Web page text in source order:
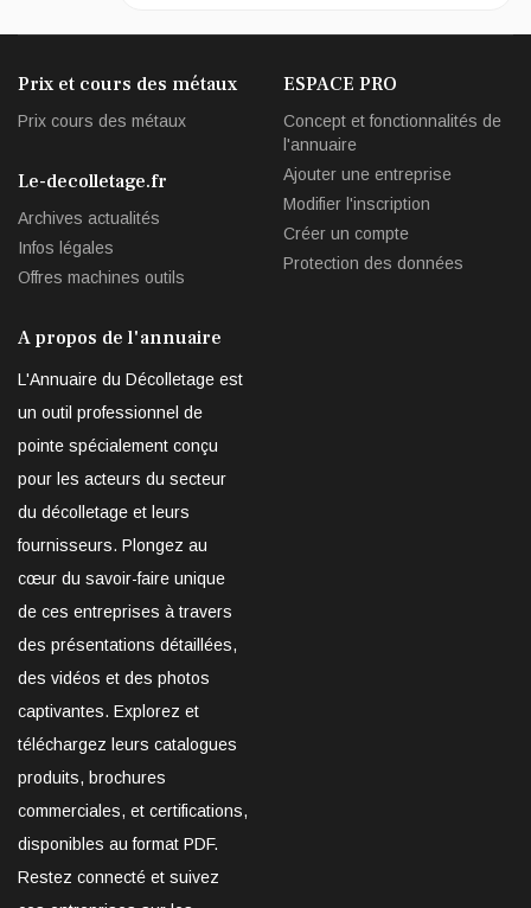
Prix et cours des métaux
Prix cours des métaux
Le-decolletage.fr
Archives actualités
Infos légales
Offres machines outils
ESPACE PRO
Concept et fonctionnalités de
l'annuaire
Ajouter une entreprise
Modifier l'inscription
Créer un compte
Protection des données
A propos de l'annuaire
L'Annuaire du Décolletage est
un outil professionnel de
pointe spécialement conçu
pour les acteurs du secteur
du décolletage et leurs
fournisseurs. Plongez au
cœur du savoir-faire unique
de ces entreprises à travers
des présentations détaillées,
des vidéos et des photos
captivantes. Explorez et
téléchargez leurs catalogues
produits, brochures
commerciales, et certifications,
disponibles au format PDF.
Restez connecté et suivez